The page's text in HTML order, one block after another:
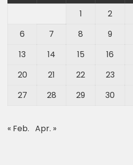
1
2
6
7 8 9
13
14 15 16
20
21 22 23
27
28 29 30
« Feb. Apr. »